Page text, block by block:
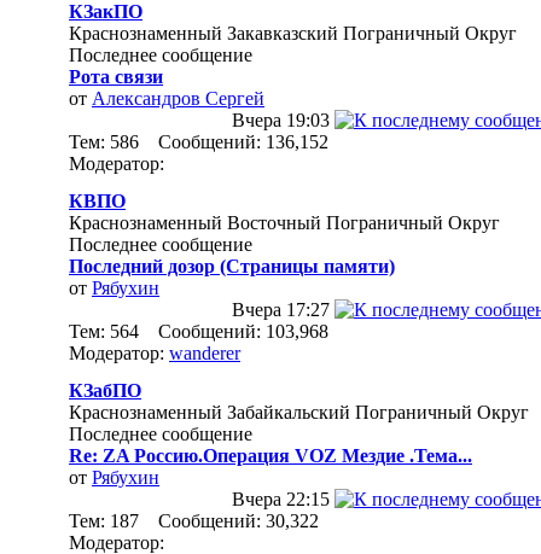
КЗакПО
Краснознаменный Закавказский Пограничный Округ
Последнее сообщение
Рота связи
от Александров Сергей
Вчера 19:03
Тем: 586 Сообщений: 136,152
Модератор:
КВПО
Краснознаменный Восточный Пограничный Округ
Последнее сообщение
Последний дозор (Страницы памяти)
от Рябухин
Вчера 17:27
Тем: 564 Сообщений: 103,968
Модератор: wanderer
КЗабПО
Краснознаменный Забайкальский Пограничный Округ
Последнее сообщение
Re: ZA Россию.Операция VOZ Мездие .Тема...
от Рябухин
Вчера 22:15
Тем: 187 Сообщений: 30,322
Модератор: